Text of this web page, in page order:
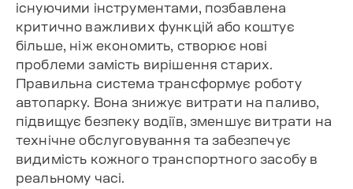
існуючими інструментами, позбавлена
критично важливих функцій або коштує
більше, ніж економить, створює нові
проблеми замість вирішення старих.
Правильна система трансформує роботу
автопарку. Вона знижує витрати на паливо,
підвищує безпеку водіїв, зменшує витрати на
технічне обслуговування та забезпечує
видимість кожного транспортного засобу в
реальному часі.